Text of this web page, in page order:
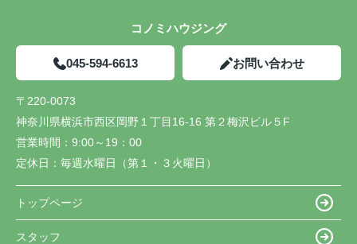
コノミハウジング
045-594-6613 お問い合わせ
〒220-0073
神奈川県横浜市西区岡野１丁目16-16 第２梅沢ビル５F
営業時間： 9:00～19：00
定休日： 毎週水曜日（第１・３火曜日）
トップページ
スタッフ